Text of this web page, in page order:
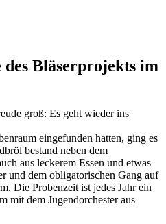
des Bläserprojekts im
groß: Es geht wieder ins
eingefunden hatten, ging es
bestand neben dem
aus leckerem Essen und etwas
und dem obligatorischen Gang auf
Die Probenzeit ist jedes Jahr ein
mit dem Jugendorchester aus